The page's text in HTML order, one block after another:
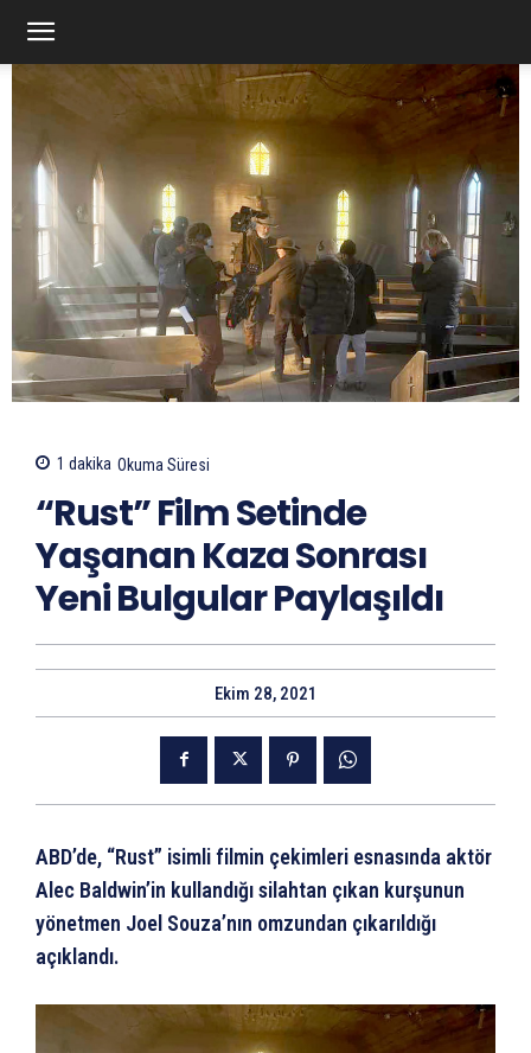
1 dakika Okuma Süresi
“Rust” Film Setinde
Yaşanan Kaza Sonrası
Yeni Bulgular Paylaşıldı
Ekim 28, 2021
ABD’de, “Rust” isimli filmin çekimleri esnasında aktör
Alec Baldwin’in kullandığı silahtan çıkan kurşunun
yönetmen Joel Souza’nın omzundan çıkarıldığı
açıklandı.